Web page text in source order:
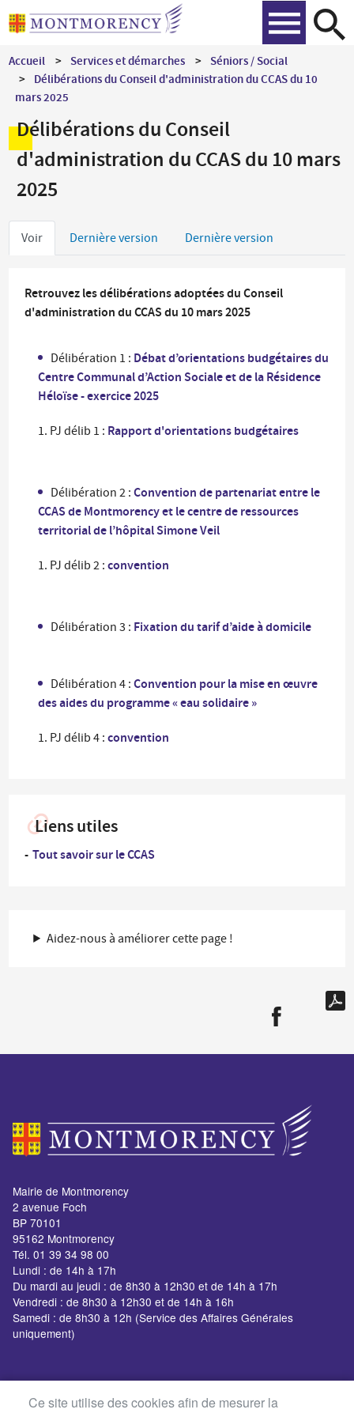
Aller
au
principal
Accueil Services et démarches
Séniors / Social
Délibérations du Conseil d'administration du CCAS du 10
mars 2025
Délibérations du Conseil
d'administration du CCAS du 10 mars
2025
Onglets
Voir Dernière version Dernière version
Retrouvez les délibérations adoptées du Conseil
d'administration du CCAS du 10 mars 2025
Délibération 1 : Débat d’orientations budgétaires du
Centre Communal d’Action Sociale et de la Résidence
Héloïse - exercice 2025
PJ délib 1 : Rapport d'orientations budgétaires
Délibération 2 :Convention de partenariat entre le
CCAS de Montmorency et le centre de ressources
territorial de l’hôpital Simone Veil
PJ délib 2 :convention
Délibération 3 : Fixation du tarif d’aide à domicile
Délibération 4 :Convention pour la mise en œuvre
des aides du programme « eau solidaire »
PJ délib 4 :convention
Liens utiles
Tout savoir sur le CCAS
Aidez-nous à améliorer cette page !
Mairie de Montmorency
2 avenue Foch
BP 70101
95162 Montmorency
Tél. 01 39 34 98 00
Lundi : de 14h à 17h
Du mardi au jeudi : de 8h30 à 12h30 et de 14h à 17h
Vendredi : de 8h30 à 12h30 et de 14h à 16h
Samedi : de 8h30 à 12h (Service des Affaires Générales
uniquement)
Ce site utilise des cookies afin de mesurer la